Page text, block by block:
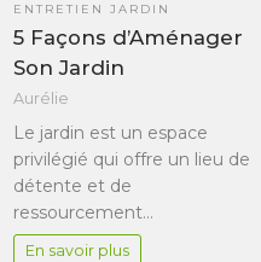
ENTRETIEN JARDIN
5 Façons d’Aménager
Son Jardin
Aurélie
Le jardin est un espace
privilégié qui offre un lieu de
détente et de
ressourcement…
En savoir plus